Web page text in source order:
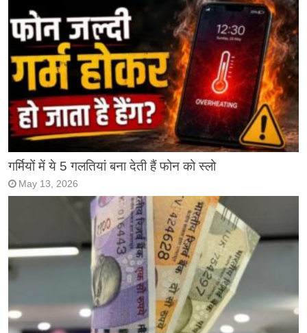
गर्मियों में ये 5 गलतियां बना देती हैं फोन को स्लो
May 13, 2026